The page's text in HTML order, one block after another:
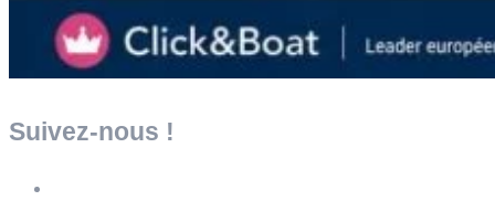
Suivez-nous !